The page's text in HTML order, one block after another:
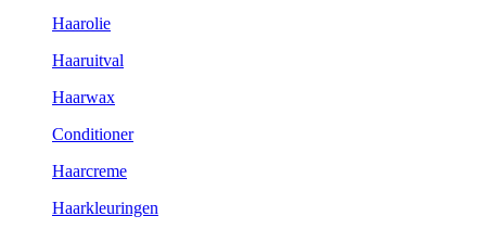
Haarolie
Haaruitval
Haarwax
Conditioner
Haarcreme
Haarkleuringen